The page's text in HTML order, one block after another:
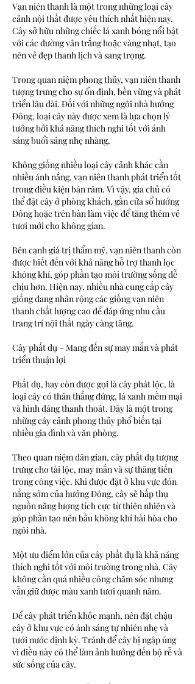
Vạn niên thanh là một trong những loại cây
cảnh nội thất được yêu thích nhất hiện nay.
Cây sở hữu những chiếc lá xanh bóng nổi bật
với các đường vân trắng hoặc vàng nhạt, tạo
nên vẻ đẹp thanh lịch và sang trọng.
Trong quan niệm phong thủy, vạn niên thanh
tượng trưng cho sự ổn định, bền vững và phát
triển lâu dài. Đối với những ngôi nhà hướng
Đông, loại cây này được xem là lựa chọn lý
tưởng bởi khả năng thích nghi tốt với ánh
sáng buổi sáng nhẹ nhàng.
Không giống nhiều loại cây cảnh khác cần
nhiều ánh nắng, vạn niên thanh phát triển tốt
trong điều kiện bán râm. Vì vậy, gia chủ có
thể đặt cây ở phòng khách, gần cửa sổ hướng
Đông hoặc trên bàn làm việc để tăng thêm vẻ
tươi mới cho không gian.
Bên cạnh giá trị thẩm mỹ, vạn niên thanh còn
được biết đến với khả năng hỗ trợ thanh lọc
không khí, góp phần tạo môi trường sống dễ
chịu hơn. Hiện nay, nhiều nhà cung cấp cây
giống đang nhân rộng các giống vạn niên
thanh chất lượng cao để đáp ứng nhu cầu
trang trí nội thất ngày càng tăng.
Cây phất dụ – Mang đến sự may mắn và phát
triển thuận lợi
Phất dụ, hay còn được gọi là cây phát lộc, là
loại cây có thân thẳng đứng, lá xanh mềm mại
và hình dáng thanh thoát. Đây là một trong
những cây cảnh phong thủy phổ biến tại
nhiều gia đình và văn phòng.
Theo quan niệm dân gian, cây phất dụ tượng
trưng cho tài lộc, may mắn và sự thăng tiến
trong công việc. Khi được đặt ở khu vực đón
nắng sớm của hướng Đông, cây sẽ hấp thụ
nguồn năng lượng tích cực từ thiên nhiên và
góp phần tạo nên bầu không khí hài hòa cho
ngôi nhà.
Một ưu điểm lớn của cây phất dụ là khả năng
thích nghi tốt với môi trường trong nhà. Cây
không cần quá nhiều công chăm sóc nhưng
vẫn giữ được màu xanh tươi quanh năm.
Để cây phát triển khỏe mạnh, nên đặt chậu
cây ở khu vực có ánh sáng tự nhiên nhẹ và
tưới nước định kỳ. Tránh để cây bị ngập úng
vì điều này có thể làm ảnh hưởng đến bộ rễ và
sức sống của cây.